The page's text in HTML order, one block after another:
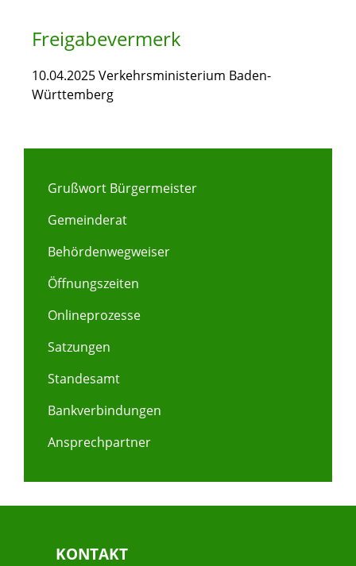
Freigabevermerk
10.04.2025 Verkehrsministerium Baden-
Württemberg
Grußwort Bürgermeister
Gemeinderat
Behördenwegweiser
Öffnungszeiten
Onlineprozesse
Satzungen
Standesamt
Bankverbindungen
Ansprechpartner
KONTAKT